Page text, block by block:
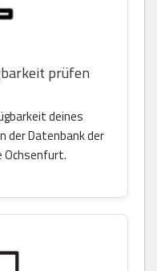
prüfen
deines
der Datenbank der